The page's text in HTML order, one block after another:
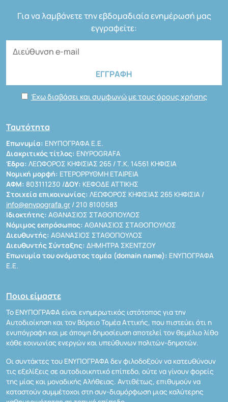
Για να λαμβάνετε την εβδομαδιαία ενημέρωσή μας
εγγραφείτε:
Έχω διαβάσει και συμφωνώ με τους όρους χρήσης
Ταυτότητα
Επωνυμία: ΕΝΥΠΟΓΡΑΦΑ Ε.Ε.
Διακριτικός τίτλος: ENYPOGRAFA
Έδρα: ΛΕΩΦΟΡΟΣ ΚΗΦΙΣΙΑΣ 265 / Τ.Κ. 14561 ΚΗΦΙΣΙΑ
Νομική μορφή: ΕΤΕΡΟΡΡΥΘΜΗ ΕΤΑΙΡΕΙΑ
ΑΦΜ: 803111230 /ΔΟΥ: ΚΕΦΟΔΕ ΑΤΤΙΚΗΣ
Στοιχεία επικοινωνίας: ΛΕΩΦΟΡΟΣ ΚΗΦΙΣΙΑΣ 265 ΚΗΦΙΣΙΑ /
info@enypografa.gr / 210 8100583
Ιδιοκτήτης: ΑΘΑΝΑΣΙΟΣ ΣΤΑΘΟΠΟΥΛΟΣ
Νόμιμος εκπρόσωπος: ΑΘΑΝΑΣΙΟΣ ΣΤΑΘΟΠΟΥΛΟΣ
Διευθυντής: ΑΘΑΝΑΣΙΟΣ ΣΤΑΘΟΠΟΥΛΟΣ
Διευθυντής Σύνταξης: ΔΗΜΗΤΡΑ ΣΚΕΝΤΖΟΥ
Επωνυμία του ονόματος τομέα (domain name): ΕΝΥΠΟΓΡΑΦΑ
Ε.Ε.
Ποιοι είμαστε
Το ΕΝΥΠΟΓΡΑΦΑ είναι ενημερωτικός ιστότοπος για την
Αυτοδιοίκηση και τον Βόρειο Τομέα Αττικής, που πιστεύει ότι η
ενυπόγραφη και με άποψη δημοσίευση αποτελεί τον θεμέλιο λίθο
κάθε κοινωνίας ενεργών και υπεύθυνων πολιτών-δημοτών.
Οι συντάκτες του ΕΝΥΠΟΓΡΑΦΑ δεν φιλοδοξούν να κατευθύνουν
τις εξελίξεις σε αυτοδιοικητικό επίπεδο, ούτε να γίνουν φορείς
της μίας και μοναδικής Αλήθειας. Αντιθέτως, επιθυμούν να
καταστούν συμμέτοχοι στη συν-διαμόρφωση μιας καλύτερης